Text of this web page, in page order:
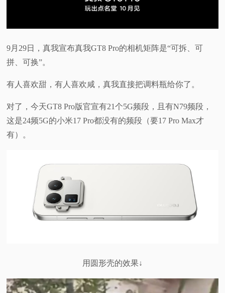
9月29日，真我宣布真我GT8 Pro的相机矩阵是“可拆、可
拼、可换”。
有人喜欢甜，有人喜欢咸，真我直接把调料瓶给你了。
对了，今天GT8 Pro版官宣有21个5G频段，且有N79频段，
这是24频5G的小米17 Pro都没有的频段（要17 Pro Max才
有）。
用圆形壳的效果↓